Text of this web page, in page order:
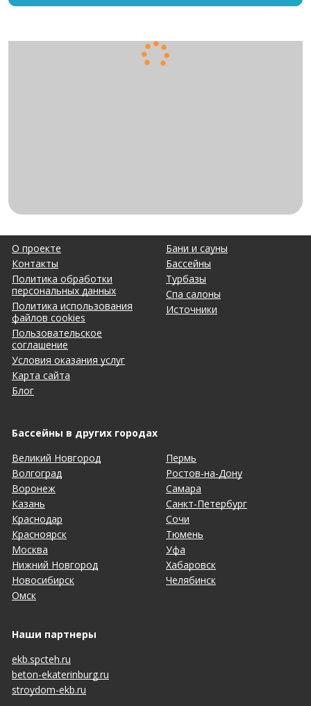
О проекте
Контакты
Политика обработки
персональных данных
Политика использования
файлов cookies
Пользовательское
соглашение
Условия оказания услуг
Карта сайта
Блог
Бани и сауны
Бассейны
Турбазы
Спа салоны
Источники
Бассейны в других городах
Великий Новгород
Волгоград
Воронеж
Казань
Краснодар
Красноярск
Москва
Нижний Новгород
Новосибирск
Омск
Пермь
Ростов-на-Дону
Самара
Санкт-Петербург
Сочи
Тюмень
Уфа
Хабаровск
Челябинск
Наши партнеры
ekb.spcteh.ru
beton-ekaterinburg.ru
stroydom-ekb.ru